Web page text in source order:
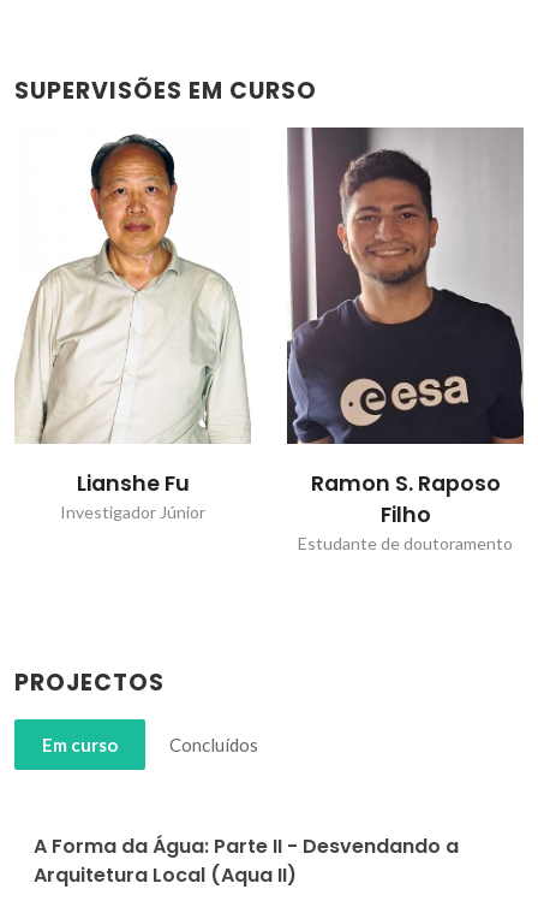
SUPERVISÕES EM CURSO
Lianshe Fu
Investigador Júnior
Ramon S. Raposo
Filho
Estudante de doutoramento
PROJECTOS
Em curso Concluídos
A Forma da Água: Parte II - Desvendando a
Arquitetura Local (Aqua II)